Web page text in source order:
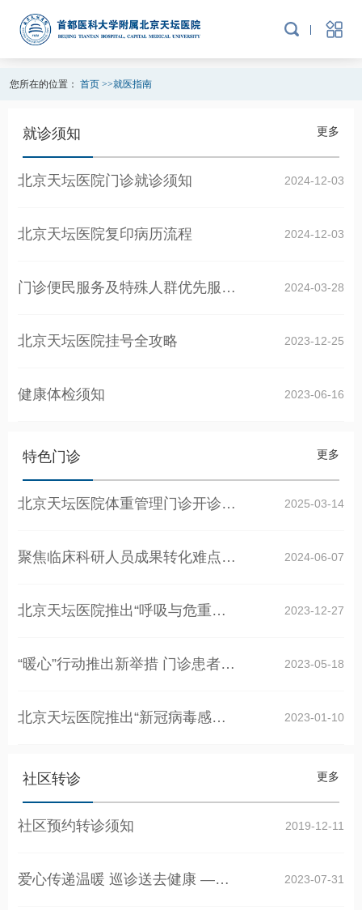
您所在的位置： 首页>>就医指南
更多
就诊须知
2024-12-03
北京天坛医院门诊就诊须知
2024-12-03
北京天坛医院复印病历流程
2024-03-28
门诊便民服务及特殊人群优先服务指南
2023-12-25
北京天坛医院挂号全攻略
2023-06-16
健康体检须知
更多
特色门诊
2025-03-14
北京天坛医院体重管理门诊开诊啦！
2024-06-07
聚焦临床科研人员成果转化难点痛点 北京天…
2023-12-27
北京天坛医院推出“呼吸与危重症医学科的手…
2023-05-18
“暖心”行动推出新举措 门诊患者可自主预…
2023-01-10
北京天坛医院推出“新冠病毒感染后健康功能…
更多
社区转诊
2019-12-11
社区预约转诊须知
2023-07-31
爱心传递温暖 巡诊送去健康 ——北京天坛医…